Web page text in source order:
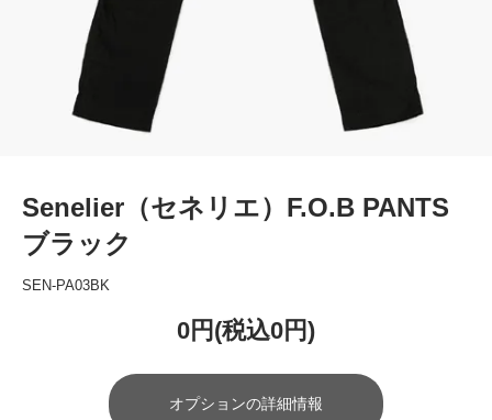
Senelier（セネリエ）F.O.B PANTS
ブラック
SEN-PA03BK
0円(税込0円)
オプションの詳細情報